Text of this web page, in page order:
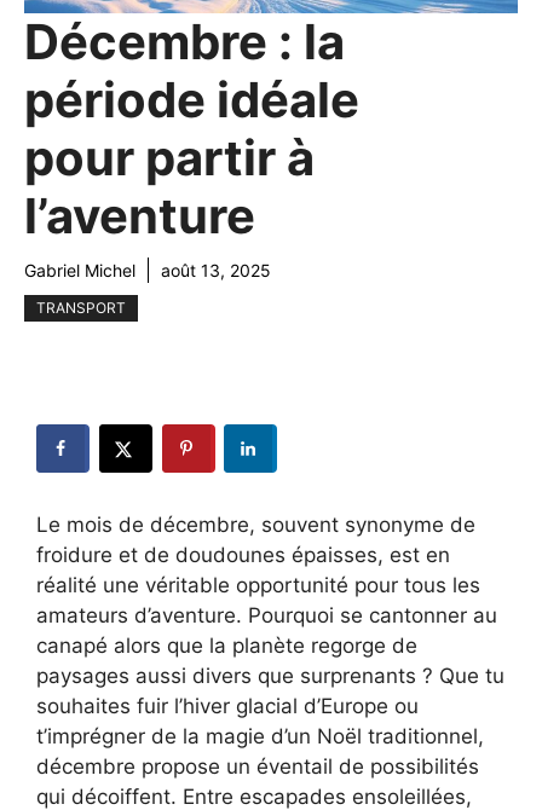
Décembre : la
période idéale
pour partir à
l’aventure
Gabriel Michel août 13, 2025
TRANSPORT
Le mois de décembre, souvent synonyme de
froidure et de doudounes épaisses, est en
réalité une véritable opportunité pour tous les
amateurs d’aventure. Pourquoi se cantonner au
canapé alors que la planète regorge de
paysages aussi divers que surprenants ? Que tu
souhaites fuir l’hiver glacial d’Europe ou
t’imprégner de la magie d’un Noël traditionnel,
décembre propose un éventail de possibilités
qui décoiffent. Entre escapades ensoleillées,